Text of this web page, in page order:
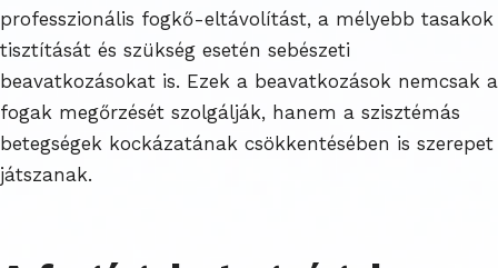
professzionális fogkő-eltávolítást, a mélyebb tasakok
tisztítását és szükség esetén sebészeti
beavatkozásokat is. Ezek a beavatkozások nemcsak a
fogak megőrzését szolgálják, hanem a szisztémás
betegségek kockázatának csökkentésében is szerepet
játszanak.